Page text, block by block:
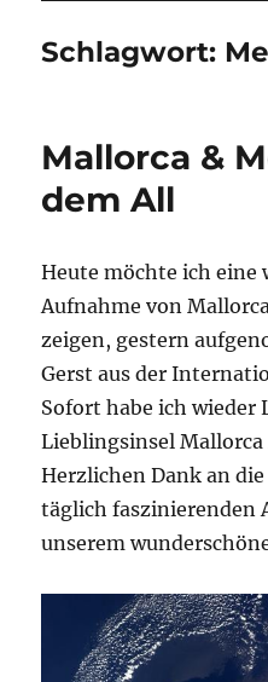
Schlagwort:
Mallorca &
dem All
Heute möchte ich eine
Aufnahme von
zeigen, gestern
Gerst aus der
Sofort habe ich wieder
Lieblingsinsel
Herzlichen Dank an die
täglich faszinierenden
unserem